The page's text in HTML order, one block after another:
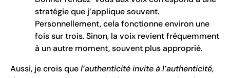
stratégie que j’applique souvent.
Personnellement, cela fonctionne environ une
fois sur trois. Sinon, la voix revient fréquemment
à un autre moment, souvent plus approprié.
Aussi, je crois quel’authenticité invite à l’authenticité,